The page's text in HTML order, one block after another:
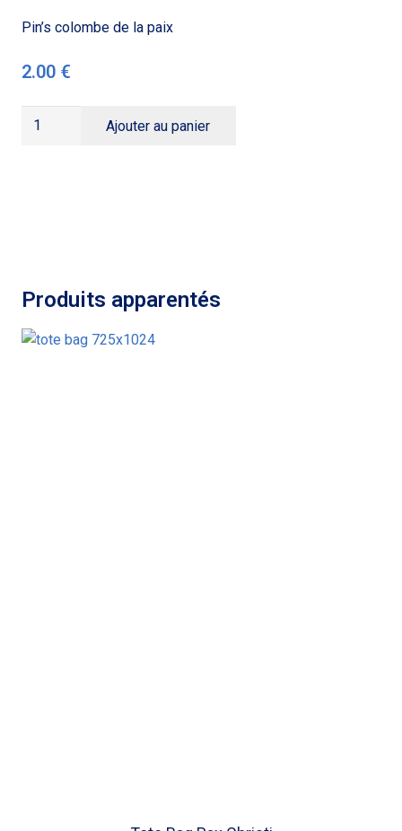
Pin’s colombe de la paix
2.00 €
quantité
Ajouter au panier
Produits apparentés